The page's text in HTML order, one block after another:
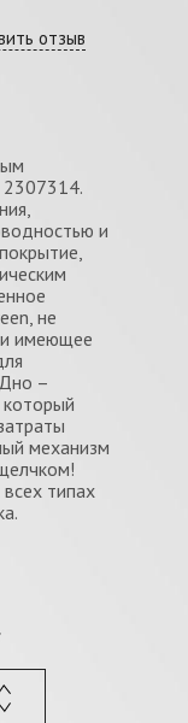
отзыв
2307314.
и
не
имеющее
–
механизм
типах